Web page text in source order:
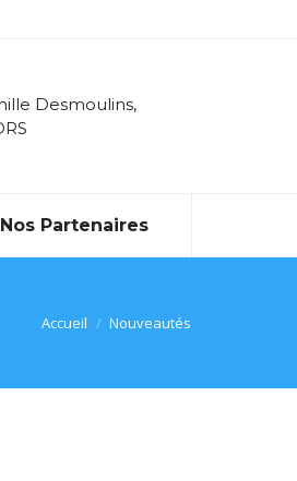
Desmoulins,
Nos Partenaires
Vous êtes ici :
Accueil Nouveautés